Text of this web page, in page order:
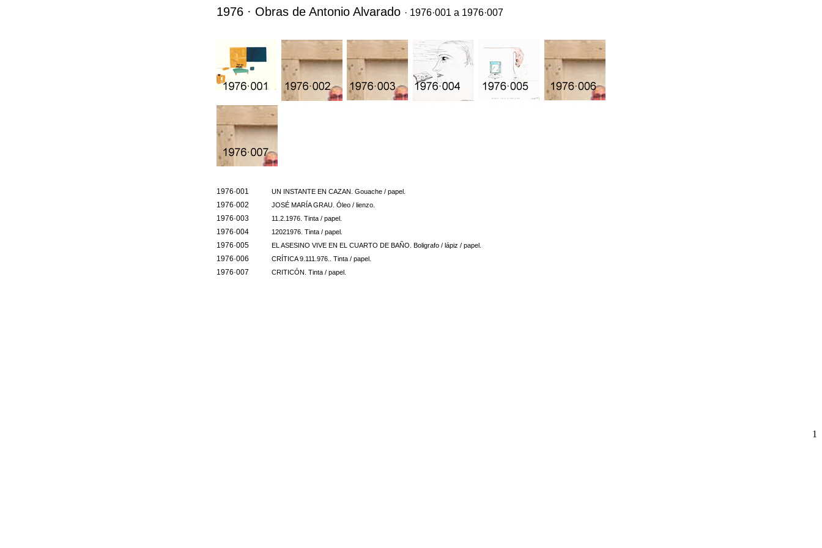
1976 · Obras de Antonio Alvarado · 1976·001 a 1976·007
1976·001 UN INSTANTE EN CAZAN. Gouache / papel.
1976·002 JOSÉ MARÍA GRAU. Óleo / lienzo.
1976·003 11.2.1976. Tinta / papel.
1976·004 12021976. Tinta / papel.
1976·005 EL ASESINO VIVE EN EL CUARTO DE BAÑO. Boligrafo / lápiz / papel.
1976·006 CRÍTICA 9.111.976.. Tinta / papel.
1976·007 CRITICÓN. Tinta / papel.
1